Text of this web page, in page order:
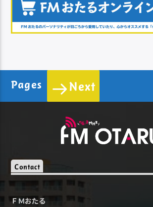
Pages Next
Contact
ＦＭおたる